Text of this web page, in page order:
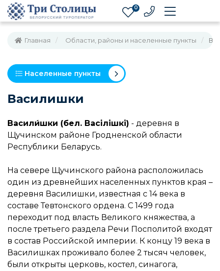
0
Главная Области, районы и населенные пункты
Населенные пункты
Василишки
Васили́шки (бел. Васілішкі) - деревня в
Щучинском районе Гродненской области
Республики Беларусь.
На севере Щучинского района расположилась
один из древнейших населенных пунктов края –
деревня Василишки, известная с 14 века в
составе Тевтонского ордена. С 1499 года
переходит под власть Великого княжества, а
после третьего раздела Речи Посполитой входят
в состав Российской империи. К концу 19 века в
Василишках проживало более 2 тысяч человек,
были открыты церковь, костел, синагога,